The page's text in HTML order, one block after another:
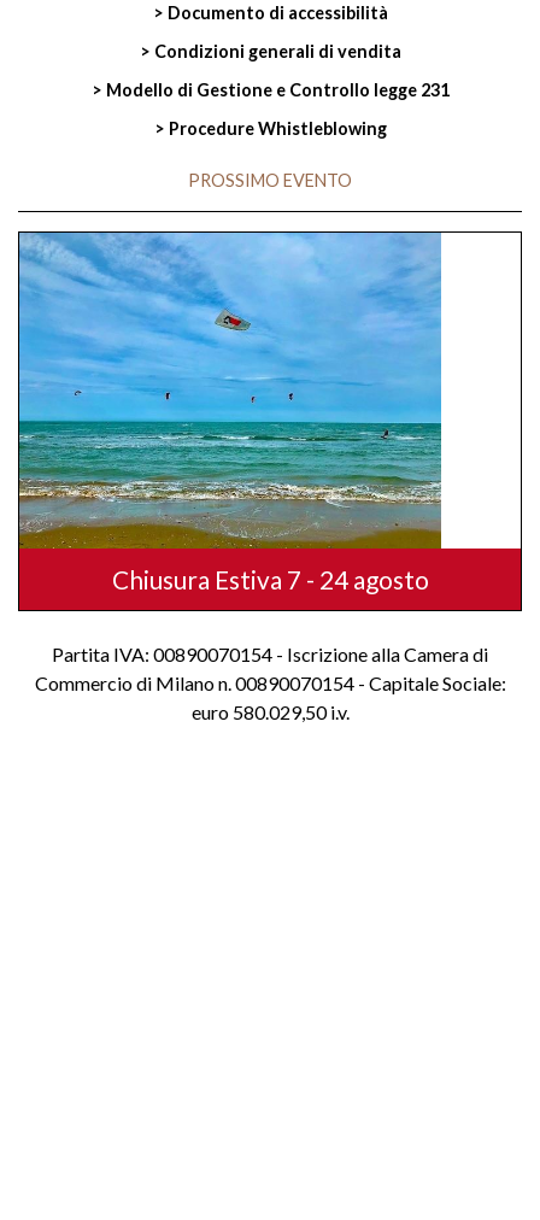
> Documento di accessibilità
> Condizioni generali di vendita
> Modello di Gestione e Controllo legge 231
> Procedure Whistleblowing
PROSSIMO EVENTO
Chiusura Estiva 7 - 24 agosto
Partita IVA: 00890070154 - Iscrizione alla Camera di
Commercio di Milano n. 00890070154 - Capitale Sociale:
euro 580.029,50 i.v.